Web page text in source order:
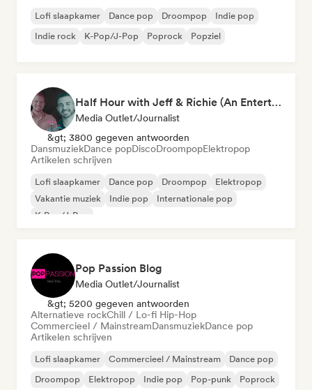
Lofi slaapkamer Dance pop Droompop
Indie pop
Indie rock
K-Pop/J-Pop Poprock Popziel
Half Hour with Jeff & Richie (An Entertainment Podcast)
Media Outlet/Journalist
&gt; 3800 gegeven antwoorden
DansmuziekDance popDiscoDroompopElektropop
Artikelen schrijven
Lofi slaapkamer Dance pop Droompop
Elektropop
Vakantie muziek
Indie pop
Internationale pop
K-Pop/J-Pop
Pop Passion Blog
Media Outlet/Journalist
&gt; 5200 gegeven antwoorden
Alternatieve rockChill / Lo-fi Hip-Hop
Commercieel / MainstreamDansmuziekDance pop
Artikelen schrijven
Lofi slaapkamer Commercieel / Mainstream
Dance pop
Droompop
Elektropop Indie pop Pop-punk Poprock